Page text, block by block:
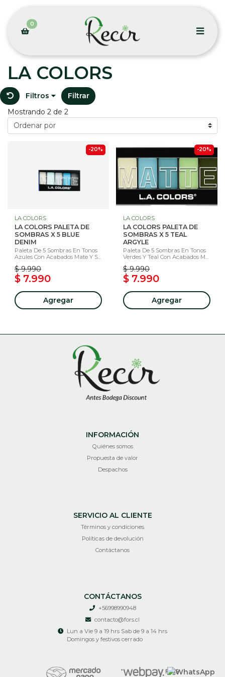
0
LA COLORS
Filtros
Filtrar
Mostrando 2 de 2
-20%
LA COLORS
LA COLORS PALETA DE
SOMBRAS X 5 BLUE
DENIM
Paleta De 5 Sombras En Tonos
Azules Con Acabados Mate Y S...
$ 9.990
$ 7.990
Agregar
-20%
LA COLORS
LA COLORS PALETA DE
SOMBRAS X 5 TEAL
ARGYLE
Paleta De 5 Sombras En Tonos
Verdes Y Teal Con Acabados M...
$ 9.990
$ 7.990
Agregar
INFORMACIÓN
Quiénes somos
Propuesta de valor
Despachos
SERVICIO AL CLIENTE
Términos y condiciones
Políticas de devolución
Contáctanos
CONTÁCTANOS
+56998990948
contacto@fors.cl
Lun a Vie 9 a 19 hrs Sab de 9 a 14 hrs
Domingos y festivos cerrado